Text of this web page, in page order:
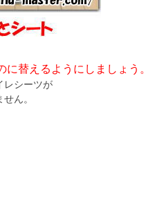
に替えるようにしましょう。
レシーツが
ん。